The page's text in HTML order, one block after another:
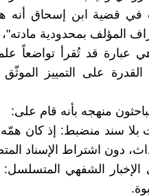
في قضية ابن إسحاق
المؤلف بمحدودية
عبارة قد تُقرأ تواضعاً
على التمييز
منهجه بأنه قام على:
بلا سند منضبط: إذ كان
دون اشتراط الإسناد
الإخبار الشفهي